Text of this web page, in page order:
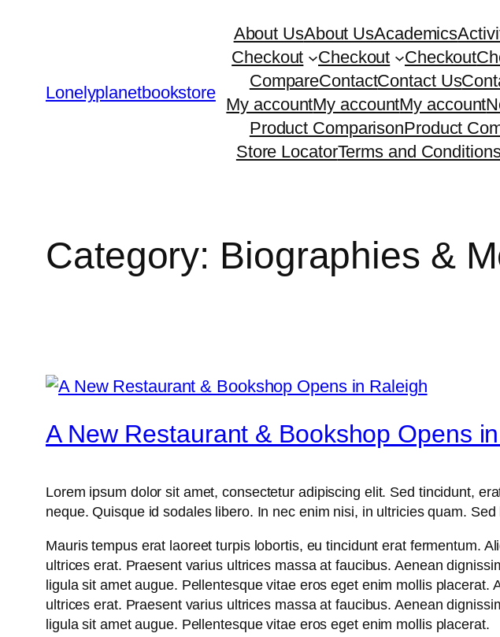
Lonelyplanetbookstore
About UsAbout UsAcademics
Checkout
Checkout Checkout
CompareContactContact Us
My accountMy accountMy account
Product ComparisonProduct
Store LocatorTerms and
Category: Biographies &
A New Restaurant & Bookshop Opens
Lorem ipsum dolor sit amet, consectetur adipiscing elit. Sed tincidunt,
neque. Quisque id sodales libero. In nec enim nisi, in ultricies quam.
Mauris tempus erat laoreet turpis lobortis, eu tincidunt erat fermentum.
ultrices erat. Praesent varius ultrices massa at faucibus. Aenean
ligula sit amet augue. Pellentesque vitae eros eget enim mollis
ultrices erat. Praesent varius ultrices massa at faucibus. Aenean
ligula sit amet augue. Pellentesque vitae eros eget enim mollis placerat.